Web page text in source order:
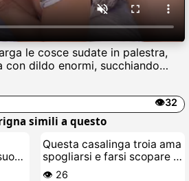
le cosce sudate in palestra,
con dildo enormi, succhiando
scopata a pecorina fino a
sodo.
👁️32
simili a questo
Questa casalinga troia ama
spogliarsi e farsi scopare il
cazzo con le dita
👁️ 26